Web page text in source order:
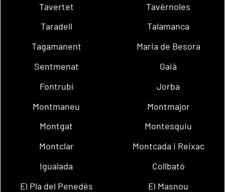
Tavertet
Tavèrnoles
Taradell
Talamanca
Tagamanent
Maria de Besora
Sentmenat
Gaià
Fontrubí
Jorba
Montmaneu
Montmajor
Montgat
Montesquiu
Montclar
Montcada i Reixac
Igualada
Collbató
El Pla del Penedès
El Masnou